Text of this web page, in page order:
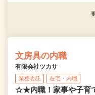
文房具の内職
有限会社ツカサ
業務委託 在宅・内職
☆★内職！家事や子育